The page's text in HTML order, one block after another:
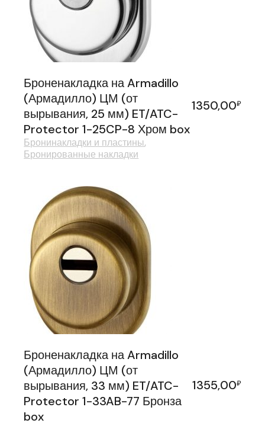
Броненакладка на Armadillo
(Армадилло) ЦМ (от
вырывания, 25 мм) ET/ATC-
Protector 1-25CP-8 Хром box
1350,00₽
Бронинакладки и пластины
Бронированные накладки
Броненакладка на Armadillo
(Армадилло) ЦМ (от
вырывания, 33 мм) ET/ATC-
Protector 1-33AB-77 Бронза
box
1355,00₽